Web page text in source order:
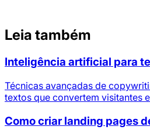
Leia também
Inteligência artificial para
Técnicas avançadas de
textos que convertem visitantes
Como criar landing pages